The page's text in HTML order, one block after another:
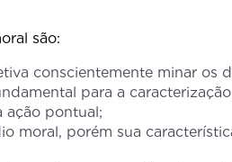
são:
conscientemente minar os
para a
ação pontual;
moral, porém sua